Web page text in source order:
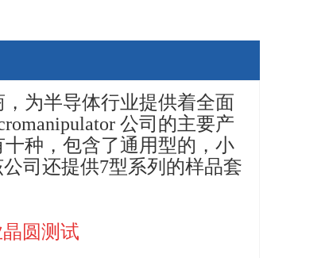
为半导体行业提供着全面
公司的主要产
种，包含了通用型的，小
司还提供7型系列的样品套
圆测试